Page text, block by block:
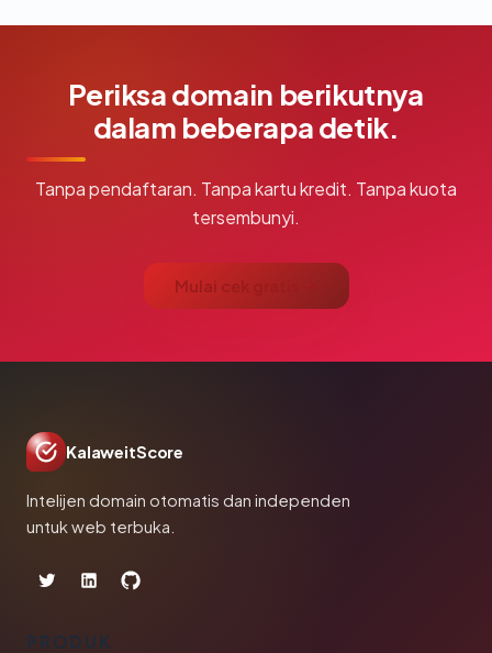
Periksa domain berikutnya
dalam beberapa detik.
Tanpa pendaftaran. Tanpa kartu kredit. Tanpa kuota
tersembunyi.
Mulai cek gratis →
KalaweitScore
Intelijen domain otomatis dan independen
untuk web terbuka.
PRODUK